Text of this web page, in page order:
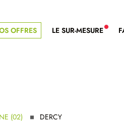
GAMME
OFFRES LE SUR-MESURE
(02) DERCY